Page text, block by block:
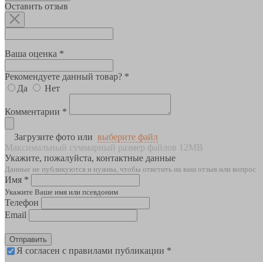
Оставить отзыв
Ваша оценка *
Рекомендуете данный товар? *
Да
Нет
Комментарии *
Загрузите фото или выберите файл
Максимальный суммарный размер файлов 12MB
Укажите, пожалуйста, контактные данные
Данные не публикуются и нужны, чтобы ответить на ваш отзыв или вопрос
Имя *
Укажите Ваше имя или псевдоним
Телефон
Email
Отправить
Я согласен с правилами публикации *